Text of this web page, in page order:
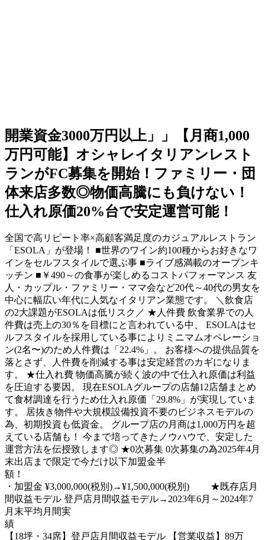
開業資金3000万円以上」」【月商1,000
万円可能】オシャレイタリアンレスト
ランがFC募集を開始！ファミリー・団
体来店多数◎物価高騰にも負けない︎！
仕入れ原価20%台で安定運営可能！
全国で高リピート率×高顧客満足度のカジュアルレストラン
「ESOLA」が登場！ ■世界のワイン約100種からお好きなワ
インをセルフスタイルで選ぶ事 ■ライブ感満載のオープンキ
ッチン ■￥490～の食事が楽しめるコストパフォーマンス 友
人・カップル・ファミリー・ママ会など20代～40代の男女を
中心に幅広い年代に人気なイタリアン業態です。 ＼飲食店
の2大課題がESOLAは低リスク／ ★人件費 飲食業界での人
件費は売上の30％を目標にと言われている中、 ESOLAはセ
ルフスタイルを採用している事によりミニマムオペレーショ
ン(2名〜)のため人件費は「22.4%」。 お客様への提供品質を
落とさず、人件費を削減する事は安定経営のカギになりま
す。 ★仕入れ費 物価高騰が続く波の中で仕入れ原価は利益
を圧迫する要因。 ︎現在ESOLAグループの店舗12店舗まとめ
て食材調達を行うため仕入れ原価「29.8%」が実現していま
す。 居抜き物件や大規模設備投資不要のビジネスモデルの
為、初期投資も低資金。 グループ店の月商は1,000万円を超
えている店舗も！ 今まで培ってきたノウハウで、安定した
運営方法を伝授致します◎ ★0次募集 0次募集の為2025年4月
末出店まで限定で今だけ以下加盟金半
額
・加盟金 ¥3,000,000(税別)→¥1,500,000(税別) ★既存店月
間収益モデル 登戸店月間収益モデル→2023年6月～2024年7
月末平均月間実
【18坪・34席】登戸店月間収益モデル 【営業収益】89万